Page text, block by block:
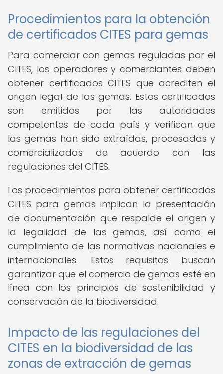
Procedimientos para la obtención
de certificados CITES para gemas
Para comerciar con gemas reguladas por el
CITES, los operadores y comerciantes deben
obtener certificados CITES que acrediten el
origen legal de las gemas. Estos certificados
son emitidos por las autoridades
competentes de cada país y verifican que
las gemas han sido extraídas, procesadas y
comercializadas de acuerdo con las
regulaciones del CITES.
Los procedimientos para obtener certificados
CITES para gemas implican la presentación
de documentación que respalde el origen y
la legalidad de las gemas, así como el
cumplimiento de las normativas nacionales e
internacionales. Estos requisitos buscan
garantizar que el comercio de gemas esté en
línea con los principios de sostenibilidad y
conservación de la biodiversidad.
Impacto de las regulaciones del
CITES en la biodiversidad de las
zonas de extracción de gemas